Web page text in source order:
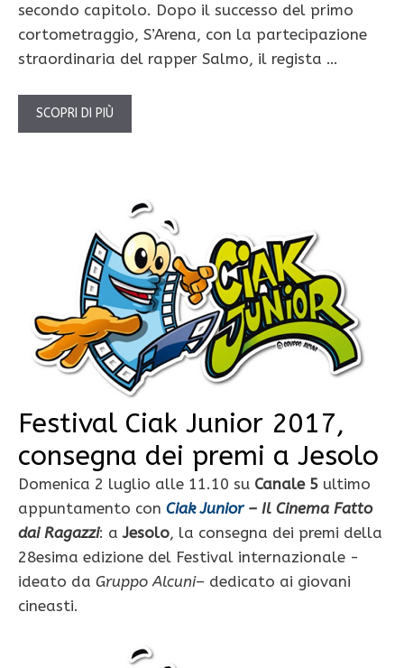
secondo capitolo. Dopo il successo del primo
cortometraggio, S’Arena, con la partecipazione
straordinaria del rapper Salmo, il regista …
SCOPRI DI PIÙ
Festival Ciak Junior 2017,
consegna dei premi a Jesolo
Domenica 2 luglio alle 11.10 su Canale 5 ultimo
appuntamento con Ciak Junior– Il Cinema Fatto
dai Ragazzi: aJesolo, la consegna dei premi della
28esima edizione del Festival internazionale -
ideato da Gruppo Alcuni– dedicato ai giovani
cineasti.